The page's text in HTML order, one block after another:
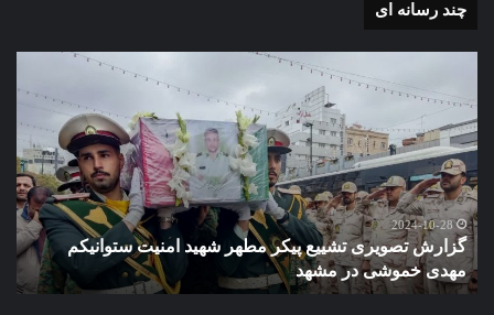
چند رسانه ای
تشییع
پیکر
مطهر
شهید
امنیت
ستوانیکم
مهدی
خموشی
در
2024-10-28
گزارش تصویری تشییع پیکر مطهر شهید امنیت ستوانیکم
مهدی خموشی در مشهد
با